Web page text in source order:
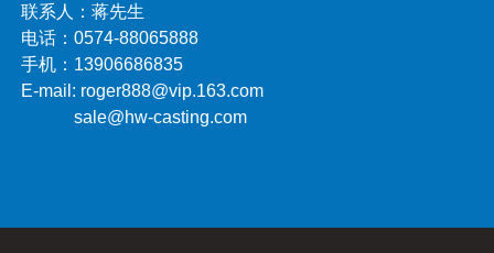
联系人：蒋先生
电话：0574-88065888
手机：13906686835
E-mail: roger888@vip.163.com
sale@hw-casting.com